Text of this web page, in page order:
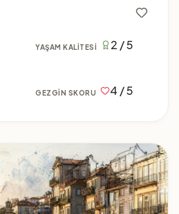
YAŞAM KALITESI 2 / 5
GEZGIN SKORU 4 / 5